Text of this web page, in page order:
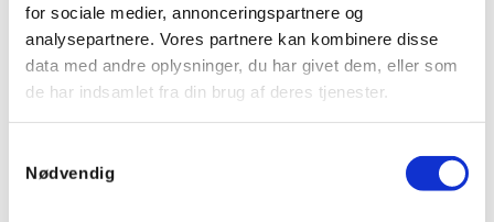
for sociale medier, annonceringspartnere og
analysepartnere. Vores partnere kan kombinere disse
data med andre oplysninger, du har givet dem, eller som
de har indsamlet fra din brug af deres tjenester.
Nødvendig